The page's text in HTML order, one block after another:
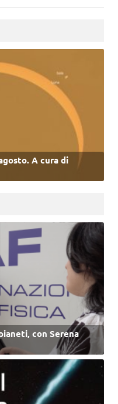
A cura di
con Serena